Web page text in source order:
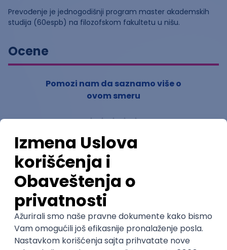
Prevođenje je jednogodišnji program master akademskih
studija (60espb) na filozofskom fakultetu u nišu.
Ocene
Pomozi nam da saznamo više o
ovom smeru
( 0ocena)
Ostavi ocenu
Nastavni kadar
Stečeno znanje
Karijerne mogućnosti